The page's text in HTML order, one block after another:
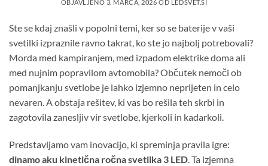
OBJAVLJENO 3. MARCA, 2026 OD LEDSVET.SI
Ste se kdaj znašli v popolni temi, ker so se baterije v vaši
svetilki izpraznile ravno takrat, ko ste jo najbolj potrebovali?
Morda med kampiranjem, med izpadom elektrike doma ali
med nujnim popravilom avtomobila? Občutek nemoči ob
pomanjkanju svetlobe je lahko izjemno neprijeten in celo
nevaren. A obstaja rešitev, ki vas bo rešila teh skrbi in
zagotovila zanesljiv vir svetlobe, kjerkoli in kadarkoli.
Predstavljamo vam inovacijo, ki spreminja pravila igre:
dinamo aku kinetična ročna svetilka 3 LED. Ta izjemna